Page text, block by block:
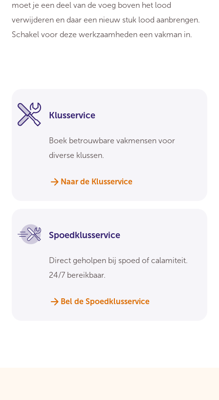
moet je een deel van de voeg boven het lood
verwijderen en daar een nieuw stuk lood aanbrengen.
Schakel voor deze werkzaamheden een vakman in.
Klusservice
Boek betrouwbare vakmensen voor
diverse klussen.
Naar de Klusservice
Spoedklusservice
Direct geholpen bij spoed of calamiteit.
24/7 bereikbaar.
Bel de Spoedklusservice